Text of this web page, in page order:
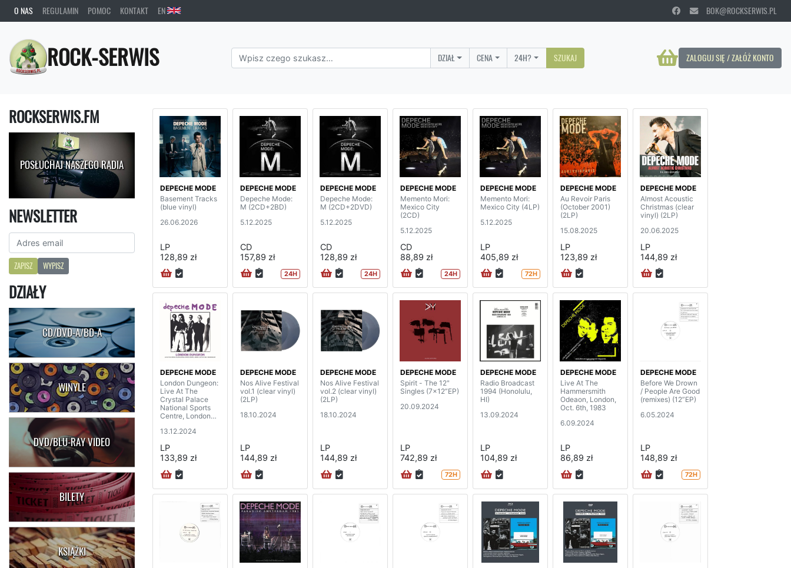
O NAS REGULAMIN POMOC KONTAKT EN BOK@ROCKSERWIS.PL
ROCK-SERWIS ZALOGUJ SIĘ / ZAŁÓŻ KONTO
DZIAŁ CENA 24H? SZUKAJ
ROCKSERWIS.FM
POSŁUCHAJ NASZEGO RADIA
NEWSLETTER
ZAPISZ WYPISZ
DZIAŁY
CD/DVD-A/BD-A
WINYLE
DVD/BLU-RAY VIDEO
BILETY
KSIĄŻKI
DEPECHE MODE
Basement Tracks
(blue vinyl)
26.06.2026
LP
128,89 zł
DEPECHE MODE
Depeche Mode:
M (2CD+2BD)
5.12.2025
CD
157,89 zł
24H
DEPECHE MODE
Depeche Mode:
M (2CD+2DVD)
5.12.2025
CD
128,89 zł
24H
DEPECHE MODE
Memento Mori:
Mexico City
(2CD)
5.12.2025
CD
88,89 zł
24H
DEPECHE MODE
Memento Mori:
Mexico City (4LP)
5.12.2025
LP
405,89 zł
72H
DEPECHE MODE
Au Revoir Paris
(October 2001)
(2LP)
15.08.2025
LP
123,89 zł
DEPECHE MODE
Almost Acoustic
Christmas (clear
vinyl) (2LP)
20.06.2025
LP
144,89 zł
DEPECHE MODE
London Dungeon:
Live At The
Crystal Palace
National Sports
Centre, London
13.12.2024
LP
133,89 zł
DEPECHE MODE
Nos Alive Festival
vol.1 (clear vinyl)
(2LP)
18.10.2024
LP
144,89 zł
DEPECHE MODE
Nos Alive Festival
vol.2 (clear vinyl)
(2LP)
18.10.2024
LP
144,89 zł
DEPECHE MODE
Spirit - The 12"
Singles (7x12”EP)
20.09.2024
LP
742,89 zł
72H
DEPECHE MODE
Radio Broadcast
1994 (Honolulu,
HI)
13.09.2024
LP
104,89 zł
DEPECHE MODE
Live At The
Hammersmith
Odeaon, London,
Oct. 6th, 1983
6.09.2024
LP
86,89 zł
DEPECHE MODE
Before We Drown
/ People Are Good
(remixes) (12”EP)
6.05.2024
LP
148,89 zł
72H